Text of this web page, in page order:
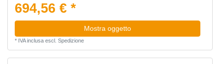
694,56 € *
Mostra oggetto
* IVA inclusaescl. Spedizione